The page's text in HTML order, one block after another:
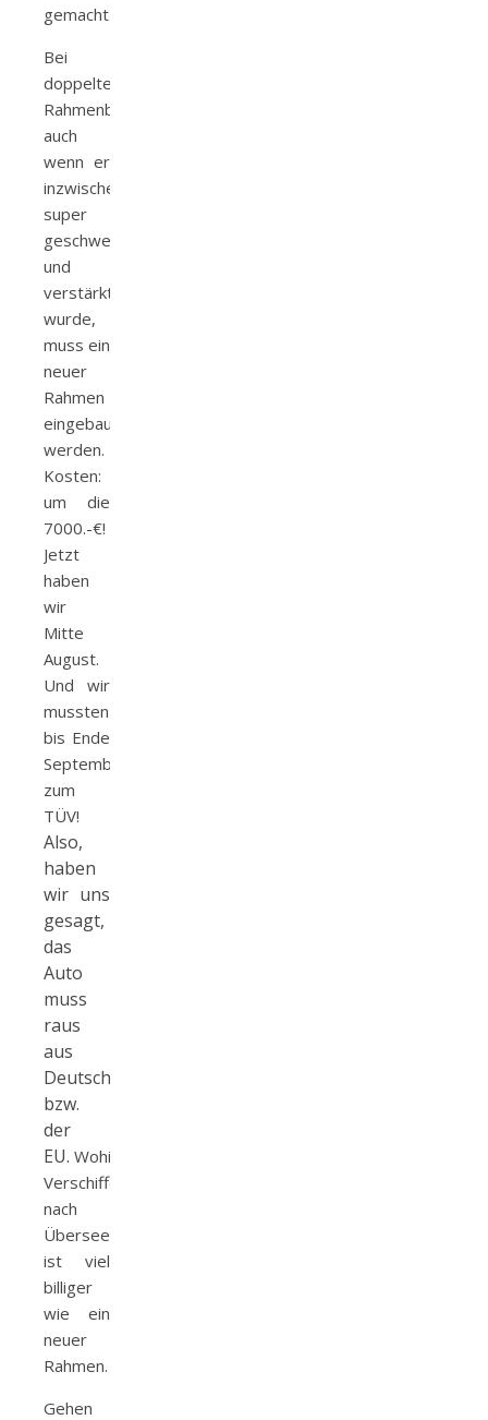
gemacht.
Bei
doppeltem
Rahmenbruch,
auch
wenn er
inzwischen
super
geschweisst
und
verstärkt
wurde,
muss ein
neuer
Rahmen
eingebaut
werden.
Kosten:
um die
7000.-€!
Jetzt
haben
wir
Mitte
August.
Und wir
mussten
bis Ende
September
zum
TÜV!
Also,
haben
wir uns
gesagt,
das
Auto
muss
raus
aus
Deutschland
bzw.
der
EU. Wohin?
Verschiffen
nach
Übersee
ist viel
billiger
wie ein
neuer
Rahmen.
Gehen